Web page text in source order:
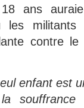
ans
les militants
contre
enfant est
souffrance